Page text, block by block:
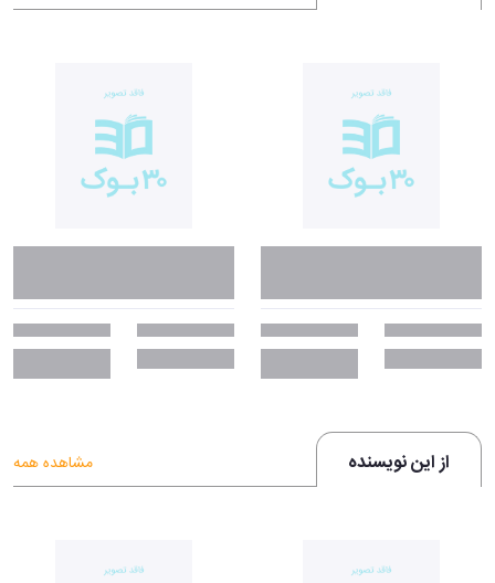
از این نویسنده مشاهده همه